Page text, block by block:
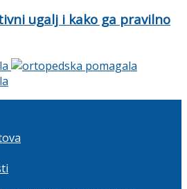
ugalj i kako ga pravilno